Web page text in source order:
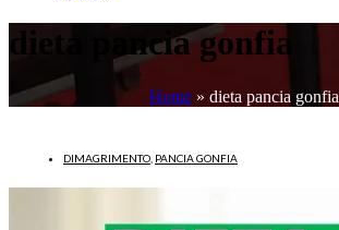
dieta pancia gonfia
Home » dieta pancia gonfia
DIMAGRIMENTO PANCIA GONFIA